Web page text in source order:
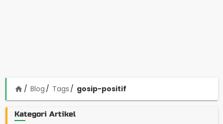
home Blog Tags gosip-positif
Kategori Artikel